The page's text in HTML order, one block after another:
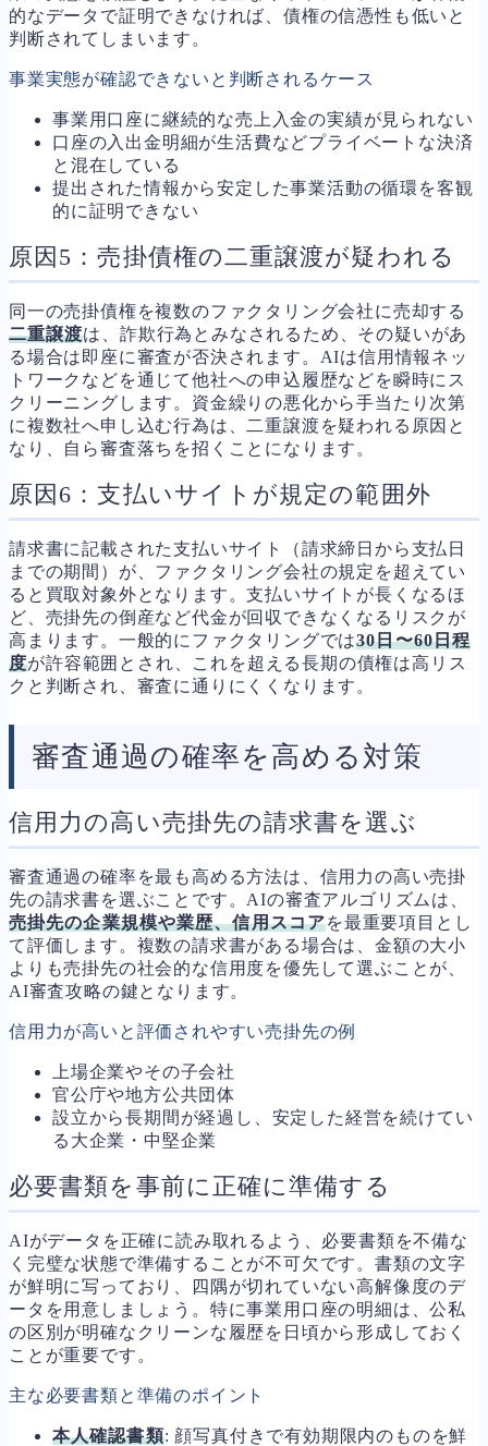
的なデータで証明できなければ、債権の信憑性も低いと
判断されてしまいます。
事業実態が確認できないと判断されるケース
事業用口座に継続的な売上入金の実績が見られない
口座の入出金明細が生活費などプライベートな決済
と混在している
提出された情報から安定した事業活動の循環を客観
的に証明できない
原因5：売掛債権の二重譲渡が疑われる
同一の売掛債権を複数のファクタリング会社に売却する
二重譲渡は、詐欺行為とみなされるため、その疑いがあ
る場合は即座に審査が否決されます。AIは信用情報ネッ
トワークなどを通じて他社への申込履歴などを瞬時にス
クリーニングします。資金繰りの悪化から手当たり次第
に複数社へ申し込む行為は、二重譲渡を疑われる原因と
なり、自ら審査落ちを招くことになります。
原因6：支払いサイトが規定の範囲外
請求書に記載された支払いサイト（請求締日から支払日
までの期間）が、ファクタリング会社の規定を超えてい
ると買取対象外となります。支払いサイトが長くなるほ
ど、売掛先の倒産など代金が回収できなくなるリスクが
高まります。一般的にファクタリングでは30日〜60日程
度が許容範囲とされ、これを超える長期の債権は高リス
クと判断され、審査に通りにくくなります。
審査通過の確率を高める対策
信用力の高い売掛先の請求書を選ぶ
審査通過の確率を最も高める方法は、信用力の高い売掛
先の請求書を選ぶことです。AIの審査アルゴリズムは、
売掛先の企業規模や業歴、信用スコアを最重要項目とし
て評価します。複数の請求書がある場合は、金額の大小
よりも売掛先の社会的な信用度を優先して選ぶことが、
AI審査攻略の鍵となります。
信用力が高いと評価されやすい売掛先の例
上場企業やその子会社
官公庁や地方公共団体
設立から長期間が経過し、安定した経営を続けてい
る大企業・中堅企業
必要書類を事前に正確に準備する
AIがデータを正確に読み取れるよう、必要書類を不備な
く完璧な状態で準備することが不可欠です。書類の文字
が鮮明に写っており、四隅が切れていない高解像度のデ
ータを用意しましょう。特に事業用口座の明細は、公私
の区別が明確なクリーンな履歴を日頃から形成しておく
ことが重要です。
主な必要書類と準備のポイント
本人確認書類: 顔写真付きで有効期限内のものを鮮